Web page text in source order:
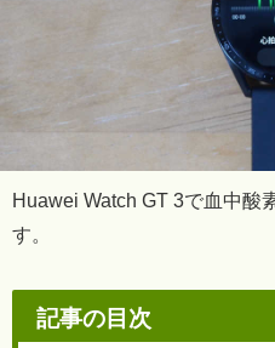
Huawei Watch GT 3で血中酸
す。
記事の目次